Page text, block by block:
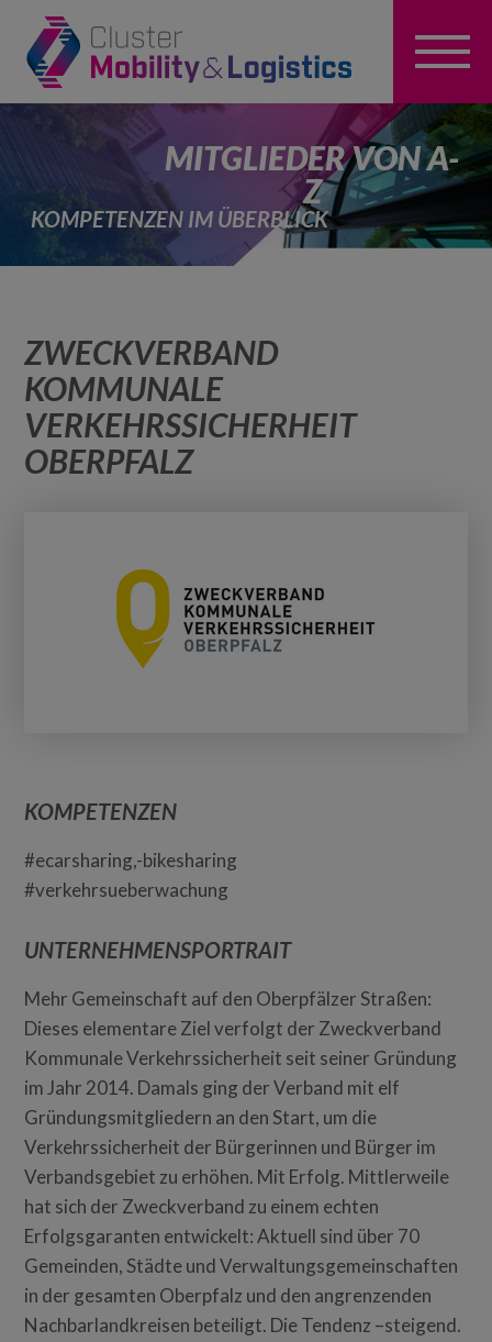
MITGLIEDER VON A-
Z
KOMPETENZEN IM ÜBERBLICK
ZWECKVERBAND
KOMMUNALE
VERKEHRSSICHERHEIT
OBERPFALZ
KOMPETENZEN
#ecarsharing,-bikesharing
#verkehrsueberwachung
UNTERNEHMENSPORTRAIT
Mehr Gemeinschaft auf den Oberpfälzer Straßen:
Dieses elementare Ziel verfolgt der Zweckverband
Kommunale Verkehrssicherheit seit seiner Gründung
im Jahr 2014. Damals ging der Verband mit elf
Gründungsmitgliedern an den Start, um die
Verkehrssicherheit der Bürgerinnen und Bürger im
Verbandsgebiet zu erhöhen. Mit Erfolg. Mittlerweile
hat sich der Zweckverband zu einem echten
Erfolgsgaranten entwickelt: Aktuell sind über 70
Gemeinden, Städte und Verwaltungsgemeinschaften
in der gesamten Oberpfalz und den angrenzenden
Nachbarlandkreisen beteiligt. Die Tendenz –steigend.